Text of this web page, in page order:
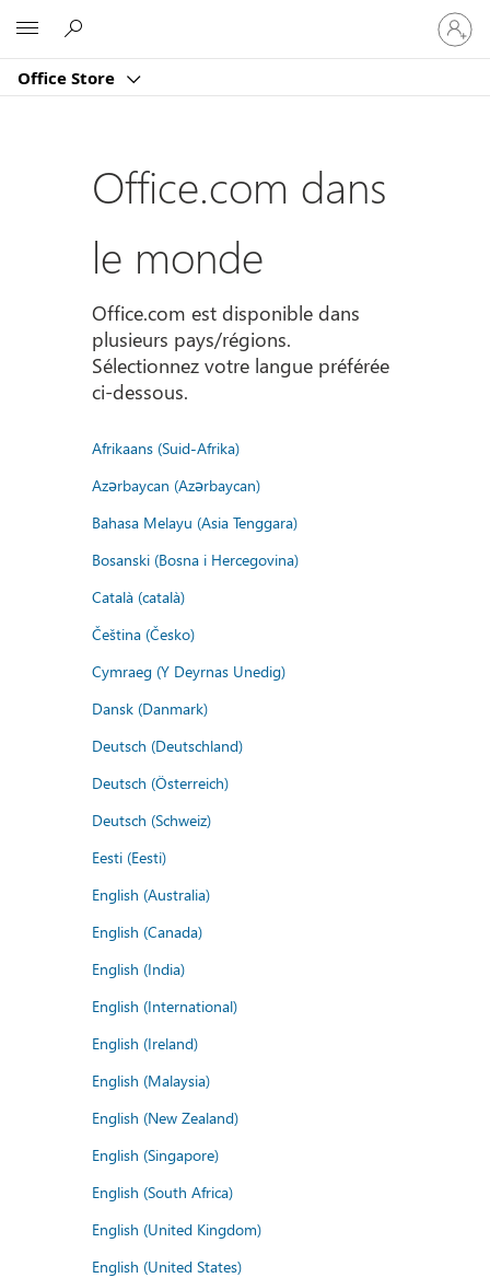
Office Store
vous
à
compte
Office.com dans
le monde
Office.com est disponible dans
plusieurs pays/régions.
Sélectionnez votre langue préférée
ci-dessous.
Afrikaans (Suid-Afrika)
Azərbaycan (Azərbaycan)
Bahasa Melayu (Asia Tenggara)
Bosanski (Bosna i Hercegovina)
Català (català)
Čeština (Česko)
Cymraeg (Y Deyrnas Unedig)
Dansk (Danmark)
Deutsch (Deutschland)
Deutsch (Österreich)
Deutsch (Schweiz)
Eesti (Eesti)
English (Australia)
English (Canada)
English (India)
English (International)
English (Ireland)
English (Malaysia)
English (New Zealand)
English (Singapore)
English (South Africa)
English (United Kingdom)
English (United States)